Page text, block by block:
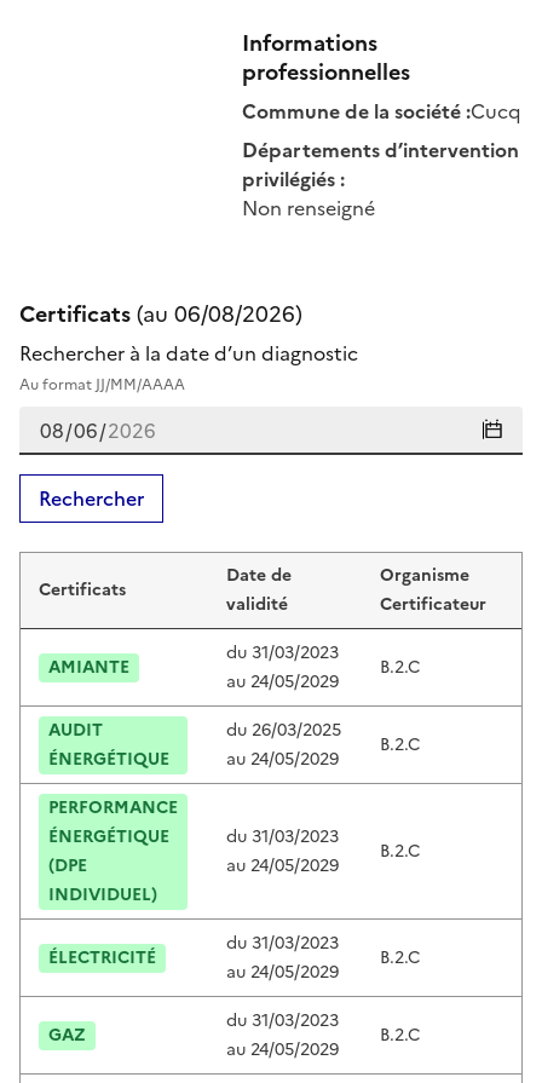
Informations
professionnelles
Commune de la société:Cucq
Départements d’intervention
privilégiés:
Non renseigné
Certificats(au 06/08/2026)
Rechercher à la date d’un diagnostic
Au format JJ/MM/AAAA
Rechercher
Certificats de kévin vambre
Certificats
Date de
validité
Organisme
Certificateur
AMIANTE
du 31/03/2023
au 24/05/2029
B.2.C
AUDIT
ÉNERGÉTIQUE
du 26/03/2025
au 24/05/2029
B.2.C
PERFORMANCE
ÉNERGÉTIQUE
(DPE
INDIVIDUEL)
du 31/03/2023
au 24/05/2029
B.2.C
ÉLECTRICITÉ
du 31/03/2023
au 24/05/2029
B.2.C
GAZ
du 31/03/2023
au 24/05/2029
B.2.C